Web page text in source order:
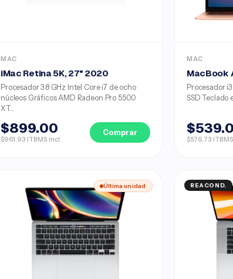
MAC
iMac Retina 5K, 27" 2020
Procesador 3.8 GHz Intel Core i7 de ocho
núcleos Gráficos AMD Radeon Pro 5500
XT...
$899.00
$961.93 ITBMS incl.
Comprar
MAC
MacBook
Procesador
SSD Teclado
$576.73
Última unidad REACOND.